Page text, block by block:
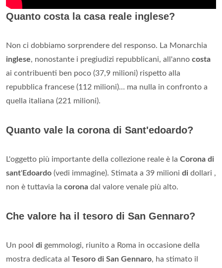
Quanto costa la casa reale inglese?
Non ci dobbiamo sorprendere del responso. La Monarchia
inglese, nonostante i pregiudizi repubblicani, all'anno costa
ai contribuenti ben poco (37,9 milioni) rispetto alla
repubblica francese (112 milioni)… ma nulla in confronto a
quella italiana (221 milioni).
Quanto vale la corona di Sant'edoardo?
L'oggetto più importante della collezione reale è la Corona di
sant'Edoardo (vedi immagine). Stimata a 39 milioni di dollari ,
non è tuttavia la corona dal valore venale più alto.
Che valore ha il tesoro di San Gennaro?
Un pool di gemmologi, riunito a Roma in occasione della
mostra dedicata al Tesoro di San Gennaro, ha stimato il